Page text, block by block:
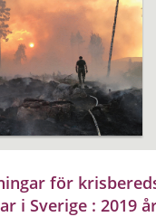
för
i Sverige : 2019